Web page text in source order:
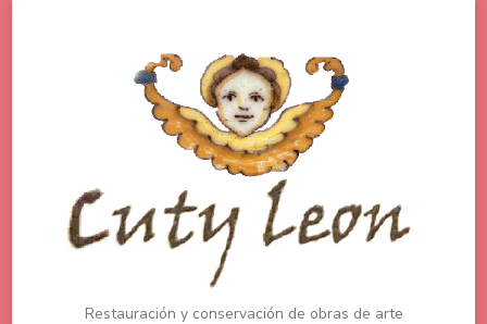
Restauración y conservación de obras de arte